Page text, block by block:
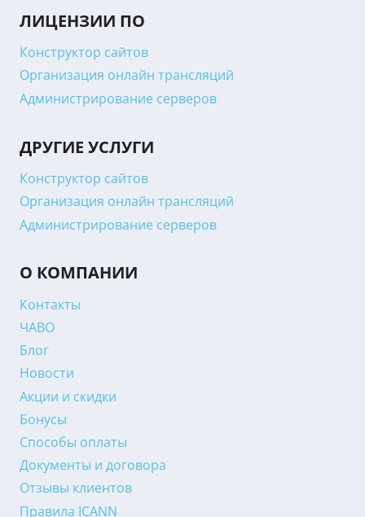
ЛИЦЕНЗИИ ПО
Конструктор сайтов
Организация онлайн трансляций
Администрирование серверов
ДРУГИЕ УСЛУГИ
Конструктор сайтов
Организация онлайн трансляций
Администрирование серверов
О КОМПАНИИ
Контакты
ЧАВО
Блог
Новости
Акции и скидки
Бонусы
Способы оплаты
Документы и договора
Отзывы клиентов
Правила ICANN